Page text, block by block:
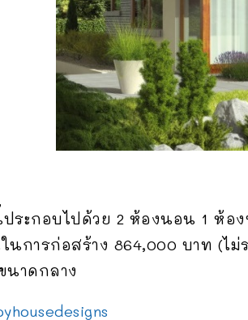
ระกอบไปด้วย 2 ห้องนอน 1 ห้อง
นการก่อสร้าง 864,000 บาท (ไม่
นาดกลาง